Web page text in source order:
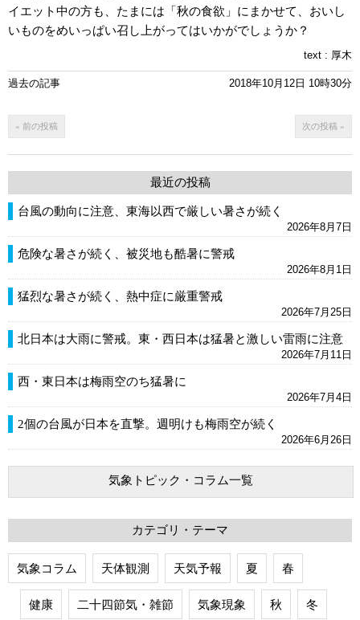
イエット中の方も、たまには「秋の食欲」にまかせて、おいし
いものをめいっぱい召し上がってはいかがでしょうか？
text : 厚木
過去の記事 2018年10月12日 10時30分
« 前の投稿 次の投稿 »
最近の投稿
台風の動向に注意、東海以西で厳しい暑さが続く
2026年8月7日
危険な暑さが続く、被災地も酷暑に警戒
2026年8月1日
猛烈な暑さが続く、熱中症に厳重警戒
2026年7月25日
北日本は大雨に警戒。東・西日本は猛暑と激しい雷雨に注意
2026年7月11日
西・東日本は梅雨空のち猛暑に
2026年7月4日
2個の台風が日本を直撃。週明けも梅雨空が続く
2026年6月26日
気象トピック・コラム一覧
カテゴリ・テーマ
気象コラム 天体観測 天気予報 夏 春
健康 二十四節気・雑節 気象現象 秋 冬